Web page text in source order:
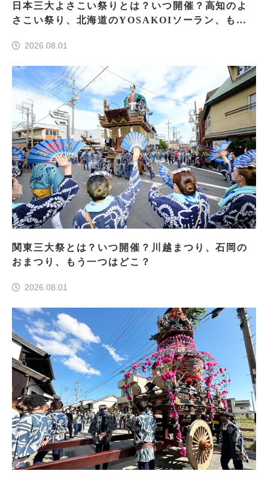
日本三大よさこい祭りとは？いつ開催？高知のよ
さこい祭り、北海道のYOSAKOIソーラン、もう
2026.08.01
関東三大祭とは？いつ開催？川越まつり、石岡の
おまつり、もう一つはどこ？
2026.08.01